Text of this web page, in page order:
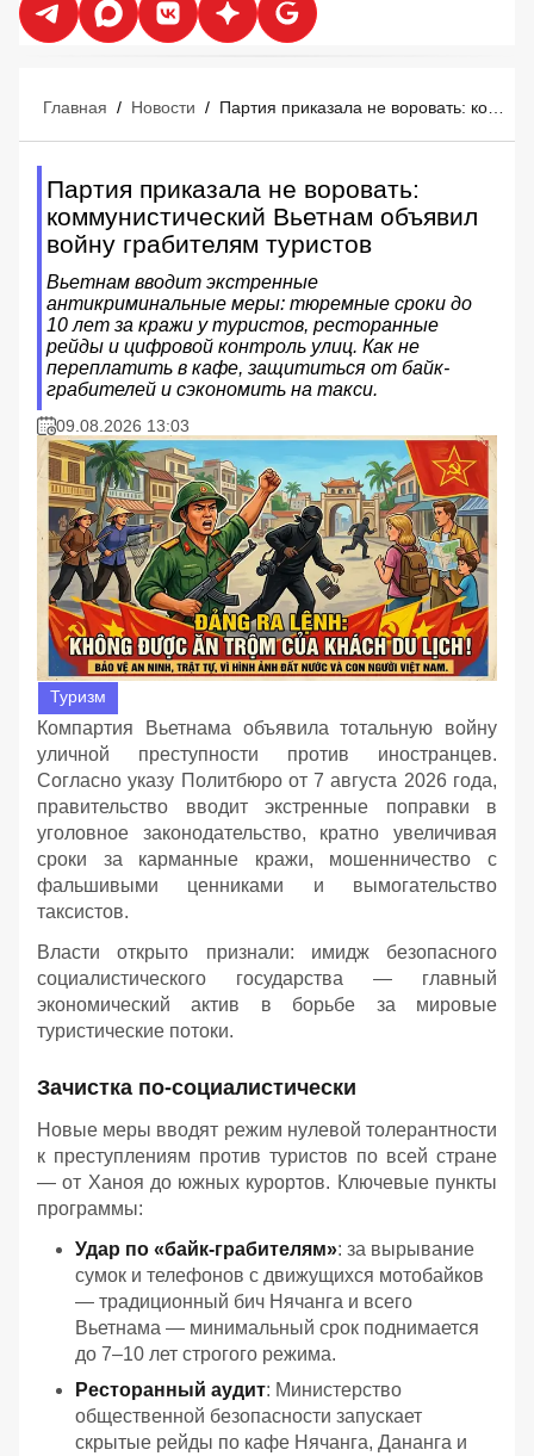
Главная / Новости /
Партия приказала не воровать:
коммунистический Вьетнам объявил
войну грабителям туристов
Вьетнам вводит экстренные
антикриминальные меры: тюремные сроки до
10 лет за кражи у туристов, ресторанные
рейды и цифровой контроль улиц. Как не
переплатить в кафе, защититься от байк-
грабителей и сэкономить на такси.
09.08.2026 13:03
Туризм
Компартия Вьетнама объявила тотальную войну
уличной преступности против иностранцев.
Согласно указу Политбюро от 7 августа 2026 года,
правительство вводит экстренные поправки в
уголовное законодательство, кратно увеличивая
сроки за карманные кражи, мошенничество с
фальшивыми ценниками и вымогательство
таксистов.
Власти открыто признали: имидж безопасного
социалистического государства — главный
экономический актив в борьбе за мировые
туристические потоки.
Зачистка по-социалистически
Новые меры вводят режим нулевой толерантности
к преступлениям против туристов по всей стране
— от Ханоя до южных курортов. Ключевые пункты
программы:
Удар по «байк-грабителям»: за вырывание
сумок и телефонов с движущихся мотобайков
— традиционный бич Нячанга и всего
Вьетнама — минимальный срок поднимается
до 7–10 лет строгого режима.
Ресторанный аудит: Министерство
общественной безопасности запускает
скрытые рейды по кафе Нячанга, Дананга и